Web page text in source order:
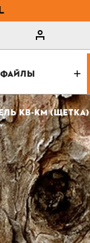
ФАЙЛЫ
KB-KM (ЩЕТКА)